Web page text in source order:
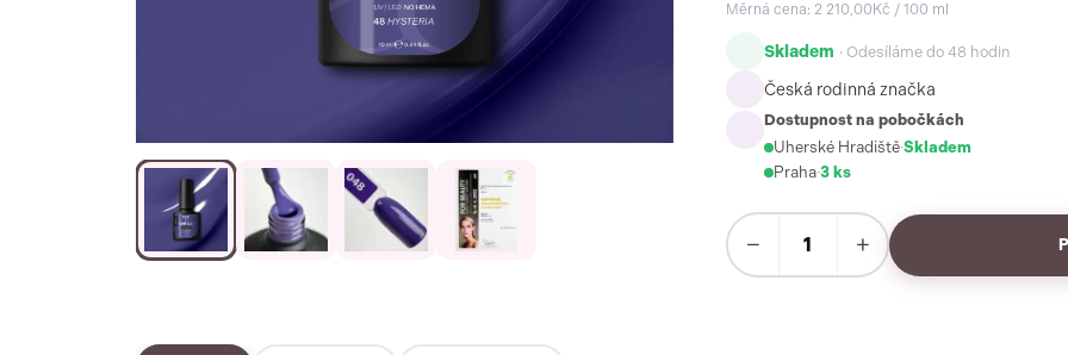
Měrná cena: 2 210,00Kč / 100 ml
Skladem · Odesíláme do 48 hodin
Česká rodinná značka
Dostupnost na pobočkách
Uherské Hradiště·Skladem
Praha·3 ks
− +